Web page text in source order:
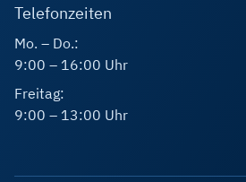
Telefonzeiten
Mo. – Do.:
9:00 – 16:00 Uhr
Freitag:
9:00 – 13:00 Uhr